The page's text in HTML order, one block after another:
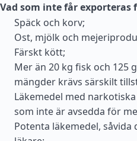
Vad som inte får exporteras
Späck och korv;
Ost, mjölk och
Färskt kött;
Mer än 20 kg fisk och 125
mängder krävs särskilt
Läkemedel med
som inte är avsedda för
Potenta läkemedel,